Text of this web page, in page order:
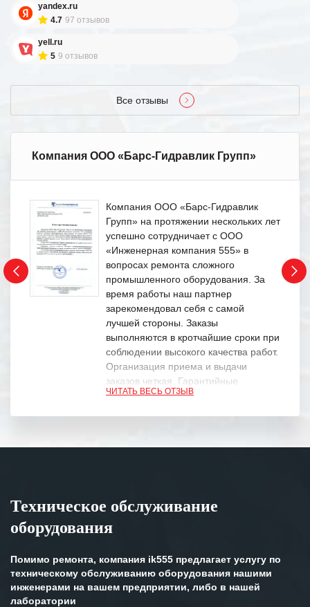
yandex.ru
4.7 97 отзывов
yell.ru
5 9 отзывов
Все отзывы
Компания ООО «Барс-Гидравлик Групп»
Компания ООО «Барс-Гидравлик
Групп» на протяжении нескольких лет
успешно сотрудничает с ООО
«Инженерная компания 555» в
вопросах ремонта сложного
промышленного оборудования. За
время работы наш партнер
зарекомендовал себя с самой
лучшей стороны. Заказы
выполняются в кротчайшие сроки при
соблюдении высокого качества работ.
Организация приема и выдачи
заказов четкая. Гарантийные
обязательства выполняются в
Особенно хочется отметить высокую
клиентоориентированность
готовность помочь в самых сложных
Мы высоко ценим сложившиеся
ЧИТАТЬ ВЕСЬ ОТЗЫВ
Техническое обслуживание
оборудования
Помимо ремонта, компания ik555 предлагает услугу по
техническому обслуживанию оборудования нашими
инженерами на вашем предприятии, либо в нашей
лаборатории